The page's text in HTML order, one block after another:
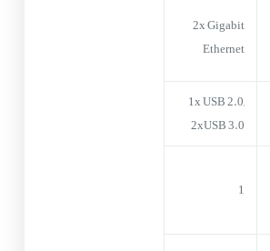
2x Gigabit
Ethernet
1x USB 2.0,
2xUSB 3.0
1